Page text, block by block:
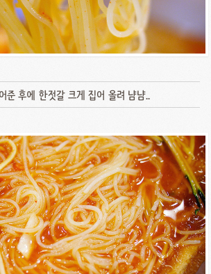
준 후에 한젓갈 크게 집어 올려 냠냠..